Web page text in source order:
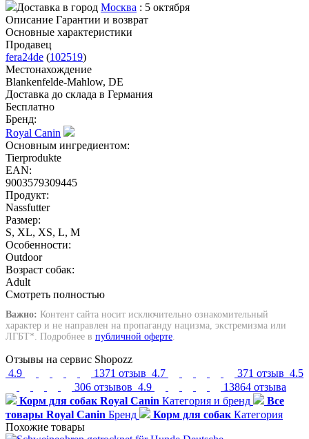
Доставка в город Москва : 5 октября
Описание Гарантии и возврат
Основные характеристики
Продавец
fera24de (102519)
Местонахождение
Blankenfelde-Mahlow, DE
Доставка до склада в Германия
Бесплатно
Бренд:
Royal Canin
Основным ингредиентом:
Tierprodukte
EAN:
9003579309445
Продукт:
Nassfutter
Размер:
S, XL, XS, L, M
Особенности:
Outdoor
Возраст собак:
Adult
Смотреть полностью
Важно: Контент сайта носит исключительно ознакомительный
характер и не направлен на пропаганду нацизма, экстремизма или
ЛГБТ*. Подробнее в публичной оферте
Отзывы на сервис Shopozz
4.9
1371 отзыв 4.7 371 отзыв 4.5
306 отзывов 4.9
13864 отзыва
Корм для собак Royal Canin Категория и бренд
Все
товары Royal Canin Бренд Корм для собак Категория
Похожие товары